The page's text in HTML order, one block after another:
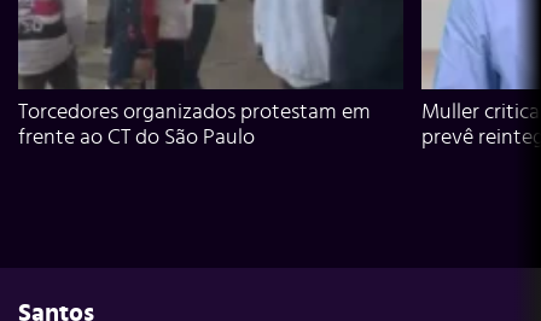
Torcedores organizados protestam em
frente ao CT do São Paulo
Muller
prevê
Santos